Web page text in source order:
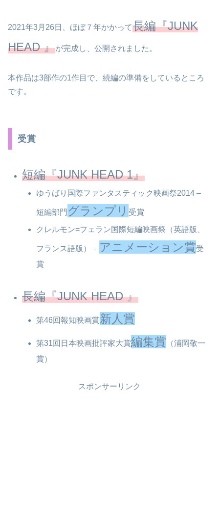
2021年3月26日、ほぼ７年かかって長編『JUNK
HEAD 』が完成し、公開されました。
本作品は3部作の1作目で、続編の準備をしているところ
です。
受賞
短編『JUNK HEAD 1』
ゆうばり国際ファンタスティック映画祭2014 –
短編部門 グランプリ 受賞
クレルモン=フェラン国際短編映画祭（英語版、
フランス語版） – アニメーション賞受
賞
長編『JUNK HEAD 』
第46回報知映画賞新人賞
第31回日本映画批評家大賞編集賞 （浦岡敬一
賞）
スポンサーリンク